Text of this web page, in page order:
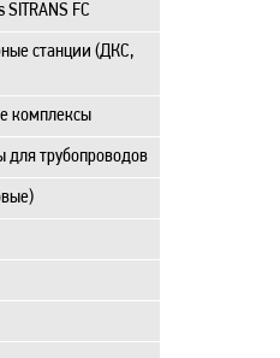
FC
станции (ДКС,
комплексы
для трубопроводов